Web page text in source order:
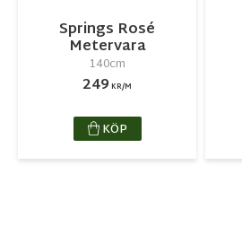
Springs Rosé
Metervara
140cm
249 KR/M
KÖP